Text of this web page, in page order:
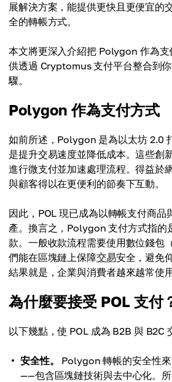
展解決方案，能提供更快且更便宜的
全的轉帳方式。
本文將更深入介紹把 Polygon 作為
供透過 Cryptomus 支付平台整合到
驟。
Polygon 作為支付方式
如前所述，Polygon 是為以太坊 2.0
是提升交易速度並降低成本。這些創
進行微支付並加速處理流程。得益於
與顧客得以在更便利的節奏下互動。
因此，POL 現已成為以轉帳支付商品
產。換言之，Polygon 支付方式指的
款。一般收款流程需要使用數位錢包
們能在區塊鏈上保障交易安全，避免
結果就是，企業與消費者越來越常使
為什麼要接受 POL 支付
以下幾點，使 POL 成為 B2B 與 B2C
安全性。
Polygon 轉帳的安全性
——包含區塊鏈技術與去中心化。